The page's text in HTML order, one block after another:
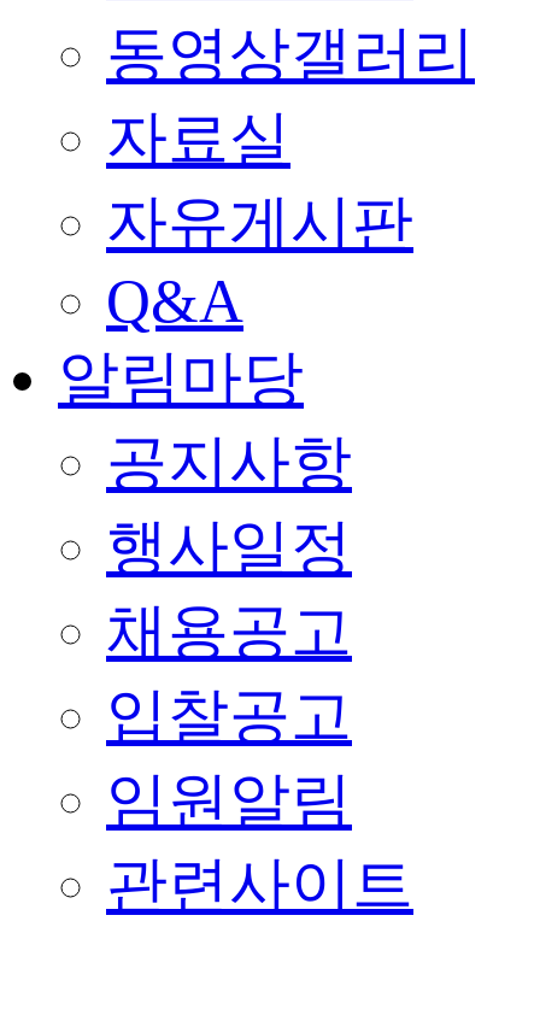
동영상갤러리
자료실
자유게시판
Q&A
알림마당
공지사항
행사일정
채용공고
입찰공고
임원알림
관련사이트